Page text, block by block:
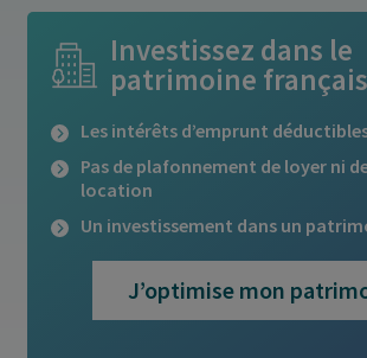
Investissez dans le
patrimoine français
Les intérêts d’emprunt
Pas de plafonnement de loyer ni
location
Un investissement dans un
J’optimise mon